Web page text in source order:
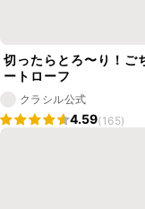
切ったらとろ〜り！ご
ートローフ
クラシル公式
4.59(165)